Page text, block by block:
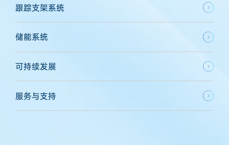
跟踪支架系统
储能系统
可持续发展
服务与支持